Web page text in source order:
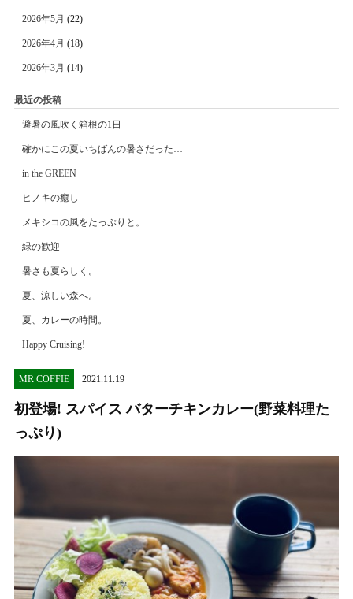
2026年5月 (22)
2026年4月 (18)
2026年3月 (14)
最近の投稿
避暑の風吹く箱根の1日
確かにこの夏いちばんの暑さだった…
in the GREEN
ヒノキの癒し
メキシコの風をたっぷりと。
緑の歓迎
暑さも夏らしく。
夏、涼しい森へ。
夏、カレーの時間。
Happy Cruising!
MR COFFIE 2021.11.19
初登場! スパイス バターチキンカレー(野菜料理た
っぷり)